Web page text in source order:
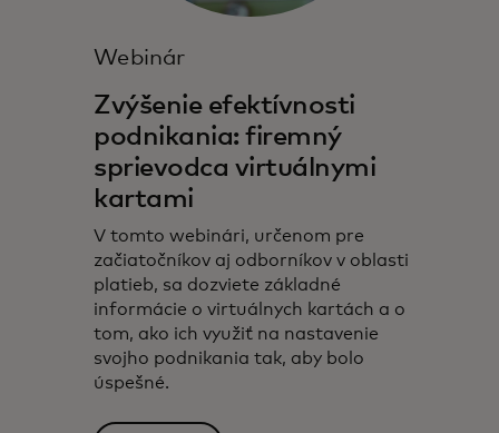
Webinár
Zvýšenie efektívnosti
podnikania: firemný
sprievodca virtuálnymi
kartami
V tomto webinári, určenom pre
začiatočníkov aj odborníkov v oblasti
platieb, sa dozviete základné
informácie o virtuálnych kartách a o
tom, ako ich využiť na nastavenie
svojho podnikania tak, aby bolo
úspešné.